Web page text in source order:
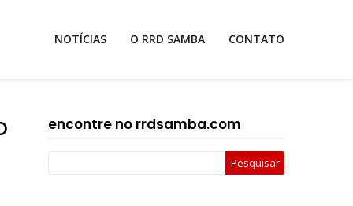
NOTÍCIAS O RRD SAMBA CONTATO
encontre no rrdsamba.com